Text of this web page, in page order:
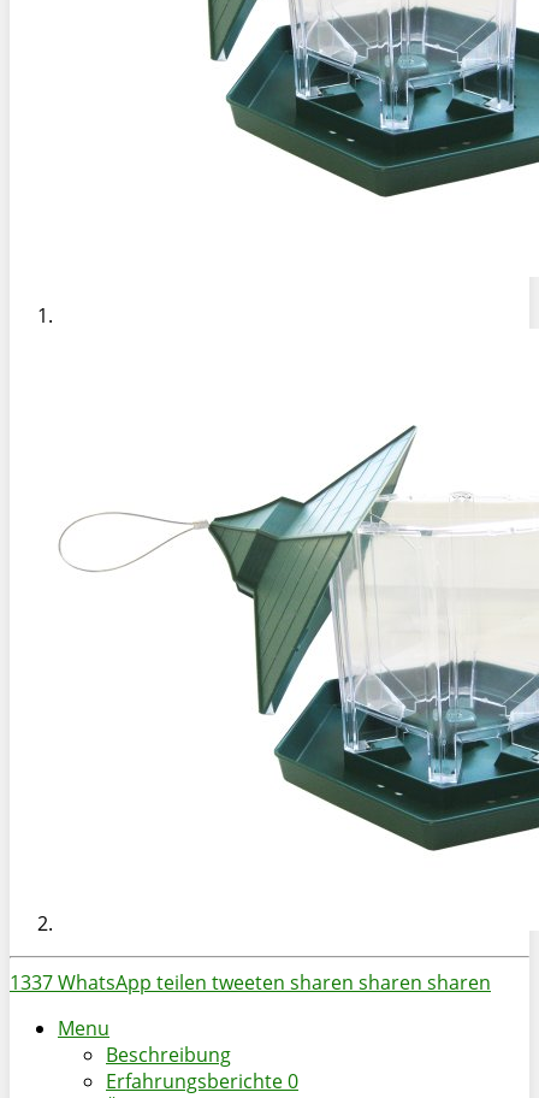
1337WhatsApp teilen tweeten sharen sharen sharen
Menu
Beschreibung
Erfahrungsberichte0